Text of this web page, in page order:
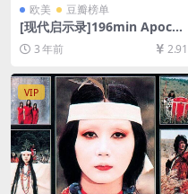
欧美 豆瓣榜单
[现代启示录]196min Apocal
ypse Now (1979)[百度网盘
+夸克网盘+迅雷云盘资源1080
英字幕]
3 年前 2.91
VIP